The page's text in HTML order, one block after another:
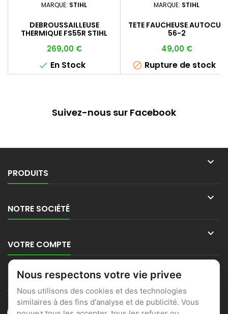
MARQUE: STIHL
DEBROUSSAILLEUSE
THERMIQUE FS55R STIHL
Prix
269,00 €
 En Stock
MARQUE: STIHL
TETE FAUCHEUSE AUTOCUT
56-2
Prix
49,00 €
 Rupture de stock
Suivez-nous sur Facebook
PRODUITS

NOTRE SOCIÉTÉ

VOTRE COMPTE

CONTACT
Nous respectons votre vie privee
Nous utilisons des cookies et des technologies
similaires à des fins d'analyse et de publicité. Vous